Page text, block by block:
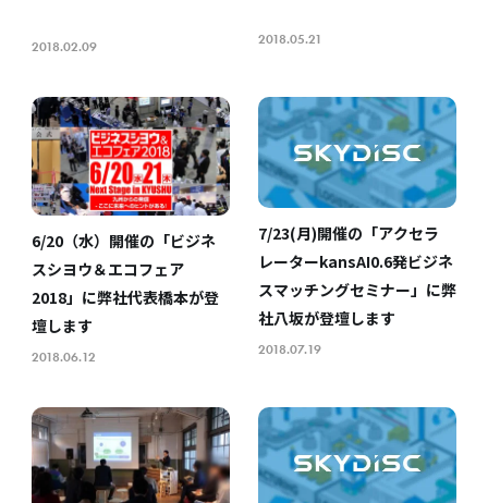
2018.02.09 2018.05.21
6/20（水）開催の「ビジネ
スシヨウ＆エコフェア
2018」に弊社代表橋本が登
壇します
2018.06.12
7/23(月)開催の「アクセラ
レーターkansAI0.6発ビジネ
スマッチングセミナー」に弊
社八坂が登壇します
2018.07.19